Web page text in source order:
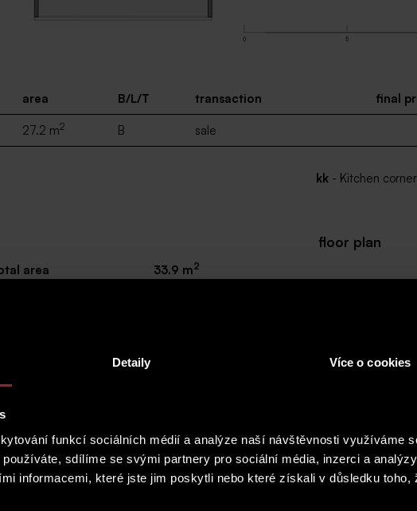
Detaily Více o cookies
funkcí sociálních médií a analýze naší návštěvnosti využíváme
sdílíme se svými partnery pro sociální média, inzerci a
informacemi, které jste jim poskytli nebo které získali v důsledku toho,
area B/L/T transaction final
27.2 m2 B sale
kk - Kitchen corner
area 33.9 m2
floor plan